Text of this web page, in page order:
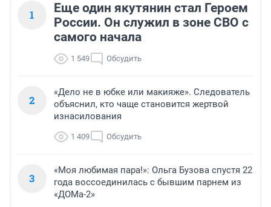
1
Еще один якутянин стал Героем
России. Он служил в зоне СВО с
самого начала
1 549 Обсудить
2
«Дело не в юбке или макияже». Следователь
объяснил, кто чаще становится жертвой
изнасилования
1 409 Обсудить
3
«Моя любимая пара!»: Ольга Бузова спустя 22
года воссоединилась с бывшим парнем из
«ДОМа-2»